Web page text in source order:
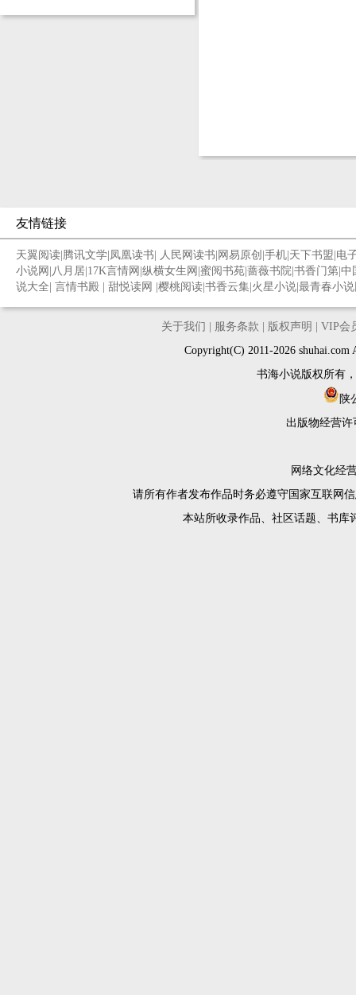
友情链接
天翼阅读 腾讯文学 凤凰读书 人民网读书 网易原创 手机 天下书盟 电
小说网 八月居 17K言情网 纵横女生网 蜜阅书苑 蔷薇书院 书香门第 中
说大全 言情书殿 甜悦读网 樱桃阅读 书香云集 火星小说 最青春小
关于我们 服务条款 版权声明
VIP会
Copyright(C) 2011-2026
书海小说版权所有
陕
出版物经营许
网络文化经
请所有作者发布作品时务必遵守国家互联网
本站所收录作品、社区话题、书库